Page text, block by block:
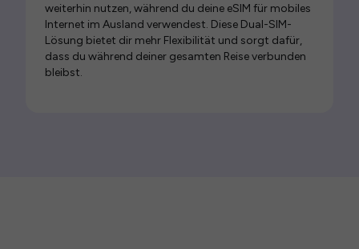
weiterhin nutzen, während du deine eSIM für mobiles
Internet im Ausland verwendest. Diese Dual-SIM-
Lösung bietet dir mehr Flexibilität und sorgt dafür,
dass du während deiner gesamten Reise verbunden
bleibst.